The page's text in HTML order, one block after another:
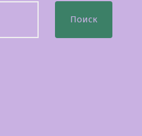
Поиск